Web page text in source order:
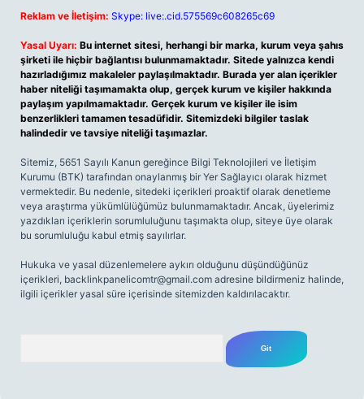
Reklam ve İletişim: Skype: live:.cid.575569c608265c69
Yasal Uyarı: Bu internet sitesi, herhangi bir marka, kurum veya şahıs
şirketi ile hiçbir bağlantısı bulunmamaktadır. Sitede yalnızca kendi
hazırladığımız makaleler paylaşılmaktadır. Burada yer alan içerikler
haber niteliği taşımamakta olup, gerçek kurum ve kişiler hakkında
paylaşım yapılmamaktadır. Gerçek kurum ve kişiler ile isim
benzerlikleri tamamen tesadüfidir. Sitemizdeki bilgiler taslak
halindedir ve tavsiye niteliği taşımazlar.
Sitemiz, 5651 Sayılı Kanun gereğince Bilgi Teknolojileri ve İletişim
Kurumu (BTK) tarafından onaylanmış bir Yer Sağlayıcı olarak hizmet
vermektedir. Bu nedenle, sitedeki içerikleri proaktif olarak denetleme
veya araştırma yükümlülüğümüz bulunmamaktadır. Ancak, üyelerimiz
yazdıkları içeriklerin sorumluluğunu taşımakta olup, siteye üye olarak
bu sorumluluğu kabul etmiş sayılırlar.
Hukuka ve yasal düzenlemelere aykırı olduğunu düşündüğünüz
içerikleri, backlinkpanelicomtr@gmail.com adresine bildirmeniz halinde,
ilgili içerikler yasal süre içerisinde sitemizden kaldırılacaktır.